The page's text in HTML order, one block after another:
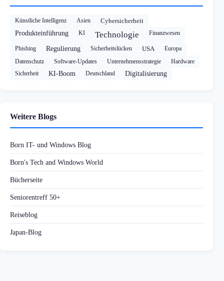
Künstliche Intelligenz Asien
Cybersicherheit
Produkteinführung
KI Technologie Finanzwesen
Phishing Regulierung Sicherheitslücken USA
Europa
Datenschutz
Software-Updates Unternehmensstrategie
Hardware
Sicherheit
KI-Boom Deutschland Digitalisierung
Weitere Blogs
Born IT- und Windows Blog
Born's Tech and Windows World
Bücherseite
Seniorentreff 50+
Reiseblog
Japan-Blog